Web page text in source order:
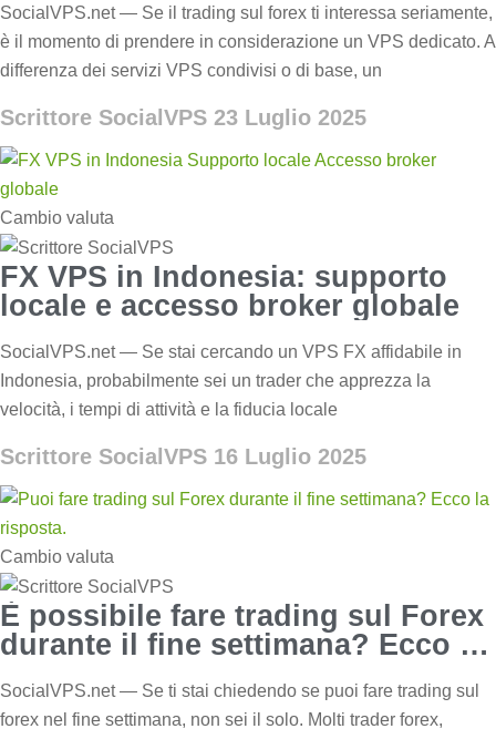
SocialVPS.net — Se il trading sul forex ti interessa seriamente,
è il momento di prendere in considerazione un VPS dedicato. A
differenza dei servizi VPS condivisi o di base, un
Scrittore SocialVPS 23 Luglio 2025
Cambio valuta
FX VPS in Indonesia: supporto
locale e accesso broker globale
SocialVPS.net — Se stai cercando un VPS FX affidabile in
Indonesia, probabilmente sei un trader che apprezza la
velocità, i tempi di attività e la fiducia locale
Scrittore SocialVPS 16 Luglio 2025
Cambio valuta
È possibile fare trading sul Forex
durante il fine settimana? Ecco la
SocialVPS.net — Se ti stai chiedendo se puoi fare trading sul
forex nel fine settimana, non sei il solo. Molti trader forex,